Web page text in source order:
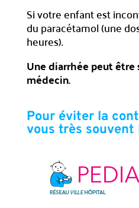
Si votre enfant est
du paracétamol (une
heures).
Une diarrhée peut être
médecin.
Pour éviter la
vous très souvent